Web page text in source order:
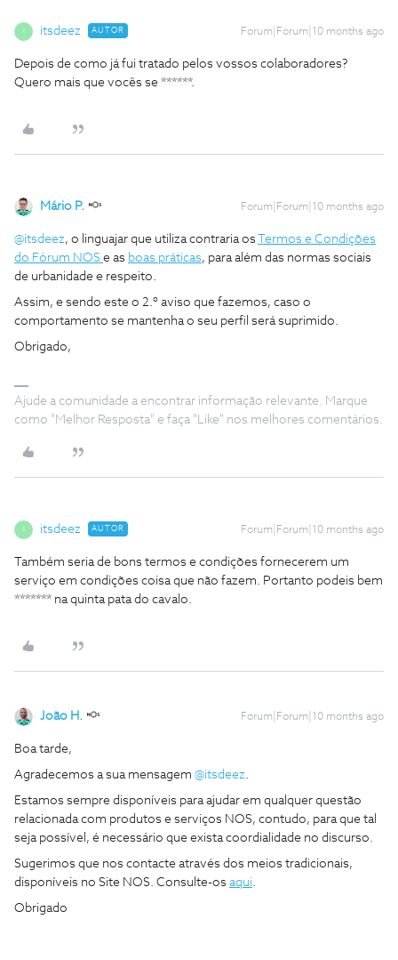
itsdeez AUTOR Forum|Forum|10 months ago
Depois de como já fui tratado pelos vossos colaboradores?
Quero mais que vocês se ******.
Mário P. Forum|Forum|10 months ago
@itsdeez, o linguajar que utiliza contraria os Termos e Condições
do Fórum NOS e as boas práticas, para além das normas sociais
de urbanidade e respeito.
Assim, e sendo este o 2.º aviso que fazemos, caso o
comportamento se mantenha o seu perfil será suprimido.
Obrigado,
Ajude a comunidade a encontrar informação relevante. Marque
como "Melhor Resposta" e faça "Like" nos melhores comentários.
itsdeez AUTOR Forum|Forum|10 months ago
Também seria de bons termos e condições fornecerem um
serviço em condições coisa que não fazem. Portanto podeis bem
******* na quinta pata do cavalo.
João H. Forum|Forum|10 months ago
Boa tarde,
Agradecemos a sua mensagem ​ @itsdeez
Estamos sempre disponíveis para ajudar em qualquer questão
relacionada com produtos e serviços NOS, contudo, para que tal
seja possível, é necessário que exista coordialidade no discurso.
Sugerimos que nos contacte através dos meios tradicionais,
disponíveis no Site NOS. Consulte-os aqui
Obrigado